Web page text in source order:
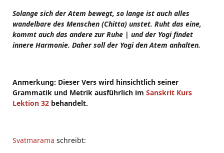
Solange sich der Atem bewegt, so lange ist auch alles
wandelbare des Menschen (Chitta) unstet. Ruht das eine,
kommt auch das andere zur Ruhe | und der Yogi findet
innere Harmonie. Daher soll der Yogi den Atem anhalten.
Anmerkung: Dieser Vers wird hinsichtlich seiner
Grammatik und Metrik ausführlich im Sanskrit Kurs
Lektion 32 behandelt.
Svatmarama schreibt: